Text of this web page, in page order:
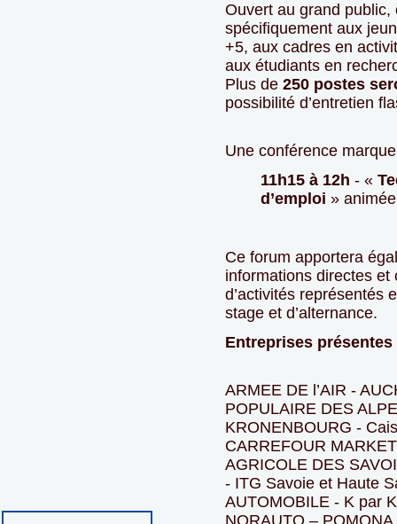
Ouvert au grand
spécifiquement aux
+5, aux cadres en
aux étudiants en
Plus de 250 postes
possibilité d’entretien
Une conférence
11h15 à 12h - «
d’emploi »
Ce forum apportera
informations directes
d’activités représentés
stage et d’alternance.
Entreprises présentes
ARMEE DE l’AIR -
POPULAIRE DES
KRONENBOURG -
CARREFOUR
AGRICOLE DES
- ITG Savoie et Haute
AUTOMOBILE - K par